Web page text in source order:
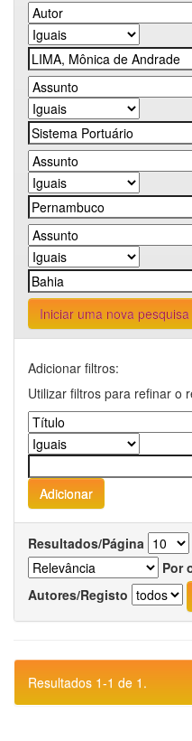
Iniciar uma nova pesquisa
Adicionar filtros:
Utilizar filtros para refinar o
Resultados/Página
Por
Autores/Registo
Resultados 1-1 de 1.